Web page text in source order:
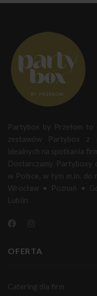
Partybox by Przełom
zestawów Partybox z
idealnych na spotkania
Dostarczamy Partyboxy
w Polsce, w tym m.in. do
Wrocław • Poznań •
Lublin
OFERTA
Catering dla firm